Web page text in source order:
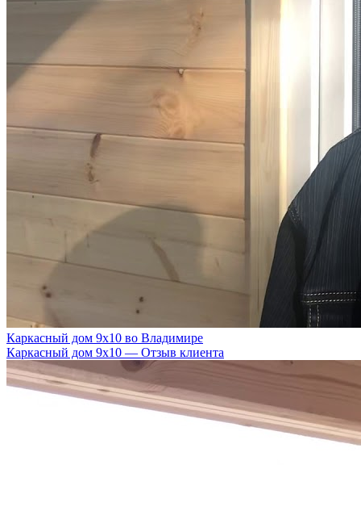
Каркасный дом 9х10 во Владимире
Каркасный дом 9х10 — Отзыв клиента